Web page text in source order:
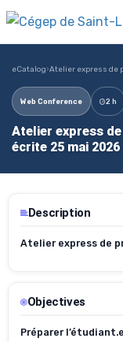
eCatalog›Atelier express de
Web Conference 2 h
Atelier express
écrite 25 mai 2026
Description
Atelier express de
Objectives
Préparer